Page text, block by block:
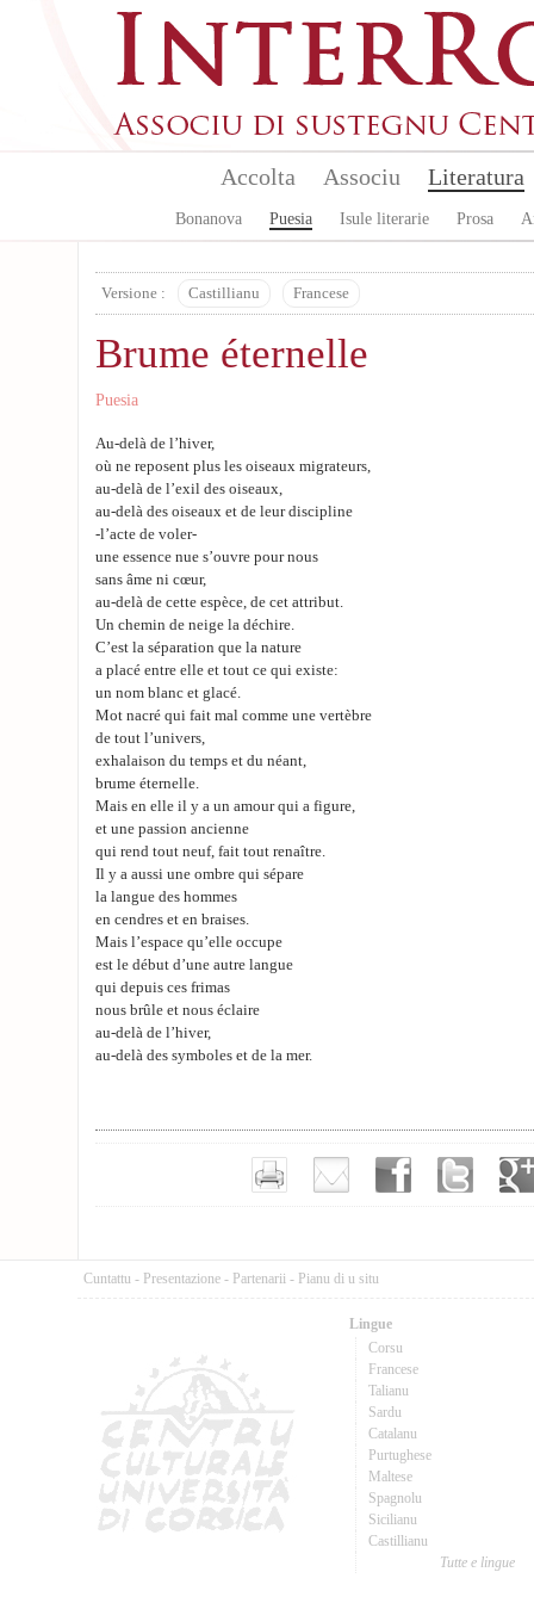
Accolta Associu Literatura
Bonanova Puesia Isule literarie Prosa
Versione : Castillianu Francese
Brume éternelle
Puesia
Au-delà de l’hiver,
où ne reposent plus les oiseaux migrateurs,
au-delà de l’exil des oiseaux,
au-delà des oiseaux et de leur discipline
-l’acte de voler-
une essence nue s’ouvre pour nous
sans âme ni cœur,
au-delà de cette espèce, de cet attribut.
Un chemin de neige la déchire.
C’est la séparation que la nature
a placé entre elle et tout ce qui existe:
un nom blanc et glacé.
Mot nacré qui fait mal comme une vertèbre
de tout l’univers,
exhalaison du temps et du néant,
brume éternelle.
Mais en elle il y a un amour qui a figure,
et une passion ancienne
qui rend tout neuf, fait tout renaître.
Il y a aussi une ombre qui sépare
la langue des hommes
en cendres et en braises.
Mais l’espace qu’elle occupe
est le début d’une autre langue
qui depuis ces frimas
nous brûle et nous éclaire
au-delà de l’hiver,
au-delà des symboles et de la mer.
Cuntattu - Presentazione - Partenarii - Pianu di u situ
Lingue
Corsu
Francese
Talianu
Sardu
Catalanu
Purtughese
Maltese
Spagnolu
Sicilianu
Castillianu
Tutte e lingue